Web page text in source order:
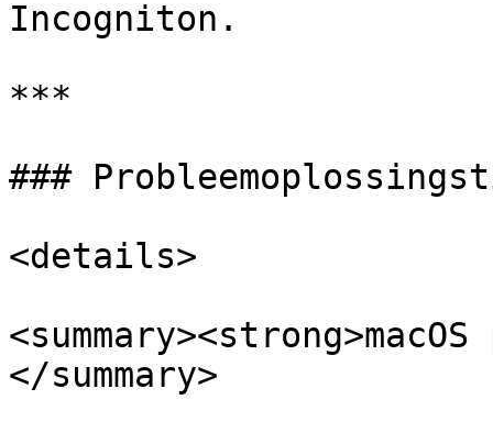
Incogniton.
***
###
<details>
</summary>